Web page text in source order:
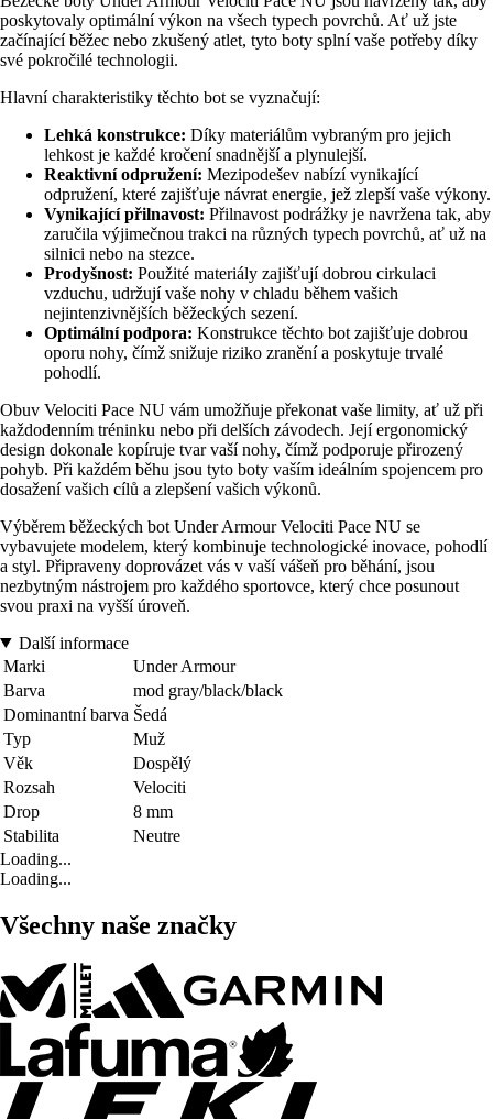
poskytovaly optimální výkon na všech typech povrchů. Ať už jste
začínající běžec nebo zkušený atlet, tyto boty splní vaše potřeby díky
své pokročilé technologii.
Hlavní charakteristiky těchto bot se vyznačují:
Lehká konstrukce: Díky materiálům vybraným pro jejich
lehkost je každé kročení snadnější a plynulejší.
Reaktivní odpružení: Mezipodešev nabízí vynikající
odpružení, které zajišťuje návrat energie, jež zlepší vaše výkony.
Vynikající přilnavost: Přilnavost podrážky je navržena tak, aby
zaručila výjimečnou trakci na různých typech povrchů, ať už na
silnici nebo na stezce.
Prodyšnost: Použité materiály zajišťují dobrou cirkulaci
vzduchu, udržují vaše nohy v chladu během vašich
nejintenzivnějších běžeckých sezení.
Optimální podpora: Konstrukce těchto bot zajišťuje dobrou
oporu nohy, čímž snižuje riziko zranění a poskytuje trvalé
pohodlí.
Obuv Velociti Pace NU vám umožňuje překonat vaše limity, ať už při
každodenním tréninku nebo při delších závodech. Její ergonomický
design dokonale kopíruje tvar vaší nohy, čímž podporuje přirozený
pohyb. Při každém běhu jsou tyto boty vaším ideálním spojencem pro
dosažení vašich cílů a zlepšení vašich výkonů.
Výběrem běžeckých bot Under Armour Velociti Pace NU se
vybavujete modelem, který kombinuje technologické inovace, pohodlí
a styl. Připraveny doprovázet vás v vaší vášeň pro běhání, jsou
nezbytným nástrojem pro každého sportovce, který chce posunout
svou praxi na vyšší úroveň.
Další informace
Marki
Under Armour
Barva
mod gray/black/black
Dominantní barva Šedá
Typ
Muž
Věk
Dospělý
Rozsah
Velociti
Drop
8 mm
Stabilita
Neutre
Loading...
Loading...
Všechny naše značky